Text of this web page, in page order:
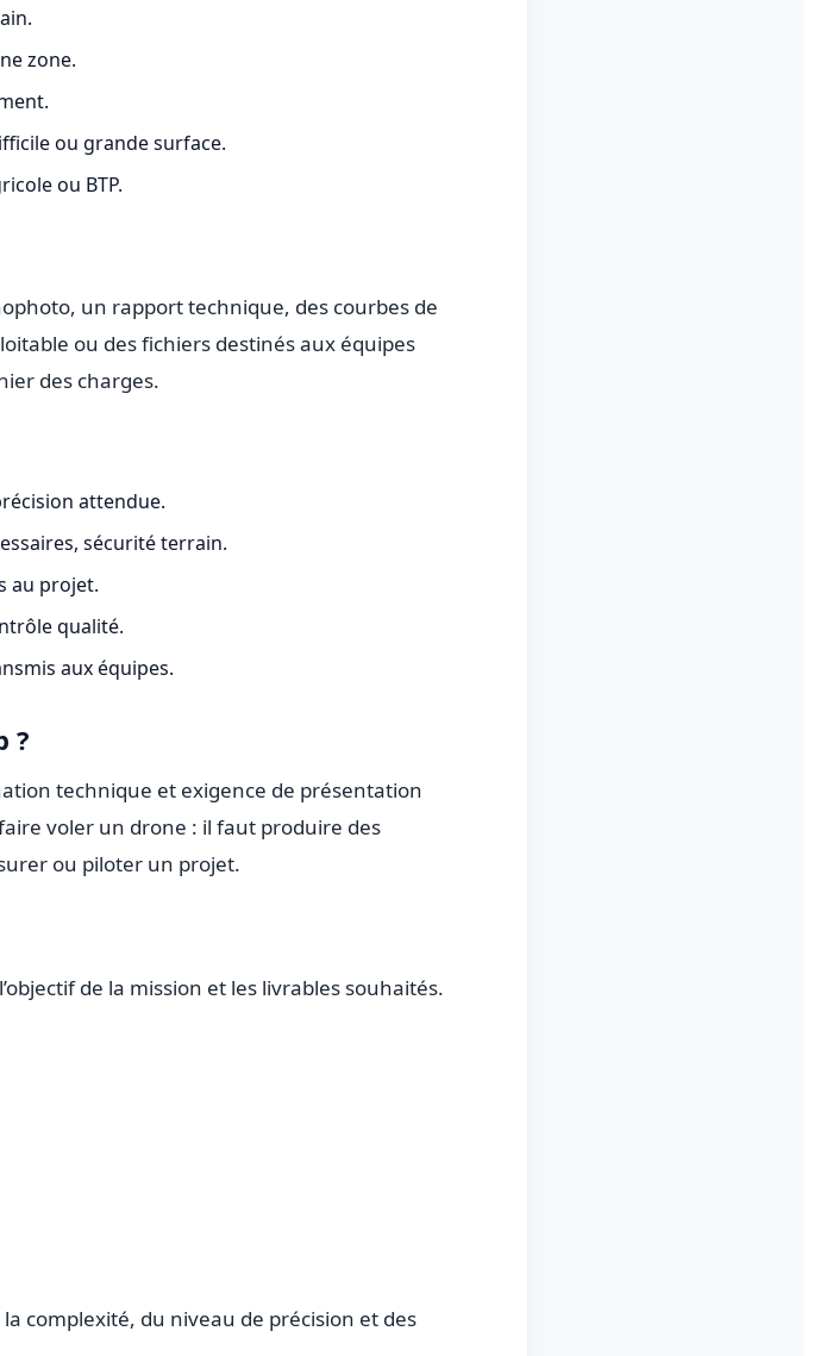
zone.
ou grande surface.
ou BTP.
un rapport technique, des courbes de
ou des fichiers destinés aux équipes
des charges.
attendue.
sécurité terrain.
au projet.
qualité.
aux équipes.
?
technique et exigence de présentation
voler un drone : il faut produire des
ou piloter un projet.
de la mission et les livrables souhaités.
complexité, du niveau de précision et des